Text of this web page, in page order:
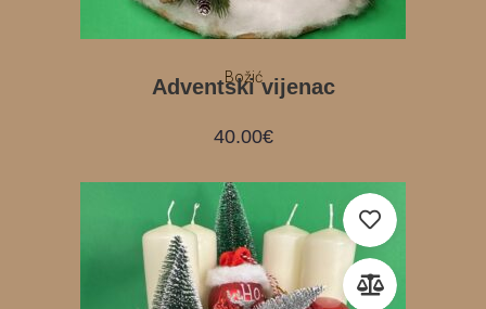
Božić
Adventski vijenac
40.00€